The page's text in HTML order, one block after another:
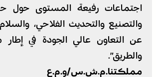
اجتماعات رفيعة المستوى حول
والتصنيع والتحديث الفلاحي،
عن التعاون عالي الجودة في إطار
والطريق”.
مملكتنا.م.ش.س/و.م.ع